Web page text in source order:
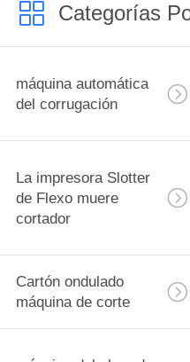
Categorías
máquina automática
del corrugación
La impresora Slotter
de Flexo muere
cortador
Cartón ondulado
máquina de corte